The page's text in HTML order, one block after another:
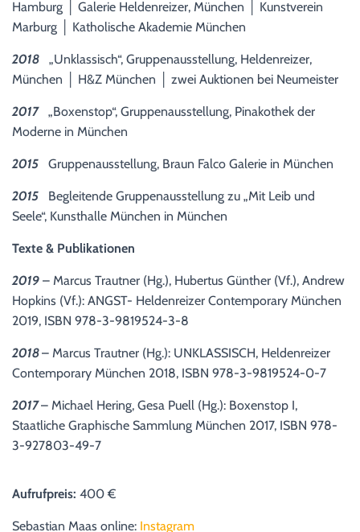
Hamburg │ Galerie Heldenreizer, München │ Kunstverein
Marburg │ Katholische Akademie München
2018 „Unklassisch“, Gruppenausstellung, Heldenreizer,
München │ H&Z München │ zwei Auktionen bei Neumeister
2017„Boxenstop“, Gruppenausstellung, Pinakothek der
Moderne in München
2015 Gruppenausstellung, Braun Falco Galerie in München
2015 Begleitende Gruppenausstellung zu „Mit Leib und
Seele“, Kunsthalle München in München
Texte & Publikationen
2019 – Marcus Trautner (Hg.), Hubertus Günther (Vf.), Andrew
Hopkins (Vf.): ANGST- Heldenreizer Contemporary München
2019, ISBN 978-3-9819524-3-8
2018– Marcus Trautner (Hg.): UNKLASSISCH, Heldenreizer
Contemporary München 2018, ISBN 978-3-9819524-0-7
2017– Michael Hering, Gesa Puell (Hg.): Boxenstop I,
Staatliche Graphische Sammlung München 2017, ISBN 978-
3-927803-49-7
Aufrufpreis: 400 €
Sebastian Maas online: Instagram